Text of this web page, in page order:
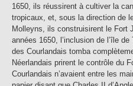
1650, ils réussirent à cultiver la
tropicaux, et, sous la direction de
Molleyns, ils construisirent le Fort
années 1650, l’inclusion de l’île
des Courlandais tomba
Néerlandais prirent le contrôle du
Courlandais n’avaient entre les